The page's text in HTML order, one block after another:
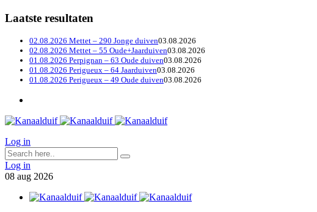
Laatste resultaten
02.08.2026 Mettet – 290 Jonge duiven03.08.2026
02.08.2026 Mettet – 55 Oude+Jaarduiven03.08.2026
01.08.2026 Perpignan – 63 Oude duiven03.08.2026
01.08.2026 Perigueux – 64 Jaarduiven03.08.2026
01.08.2026 Perigueux – 49 Oude duiven03.08.2026
Log in
Log in
08 aug 2026